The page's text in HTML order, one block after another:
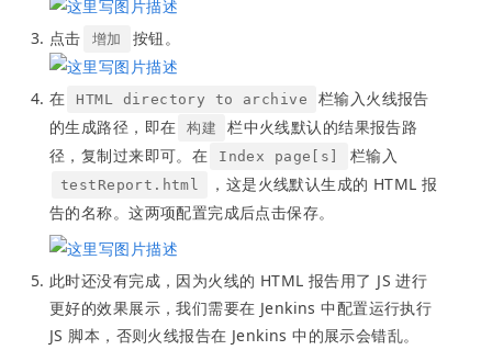
点击 增加 按钮。
在 HTML directory to archive
栏输入火线报告
的生成路径，即在
构建
栏中火线默认的结果报告路
径，复制过来即可。在
Index page[s] 栏输入
testReport.html
，这是火线默认生成的 HTML 报
告的名称。这两项配置完成后点击保存。
此时还没有完成，因为火线的 HTML 报告用了 JS 进行
更好的效果展示，我们需要在 Jenkins 中配置运行执行
JS 脚本，否则火线报告在 Jenkins 中的展示会错乱。